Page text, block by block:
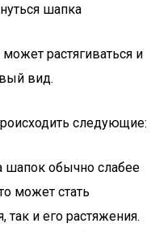
шапка
растягиваться и
вид.
следующие:
шапок обычно слабее
может стать
так и его растяжения.